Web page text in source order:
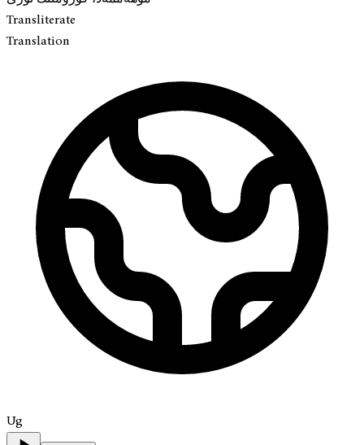
Transliterate
Translation
Ug